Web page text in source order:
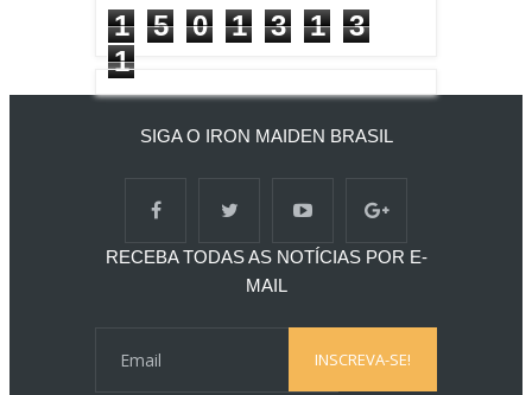
1 5 0 1 3 1
3
1
SIGA O IRON MAIDEN BRASIL
RECEBA TODAS AS NOTÍCIAS POR E-
MAIL